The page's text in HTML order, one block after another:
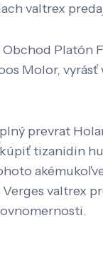
valtrex
Platón
Molor,
prevrat
tizanidin
valtrex